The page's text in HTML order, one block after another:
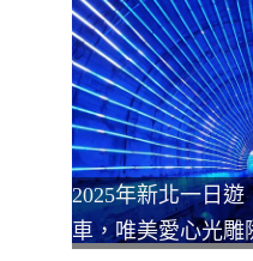
2025年新北一日
車，唯美愛心光